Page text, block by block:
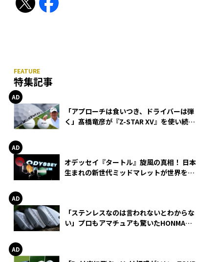
特集記事
「アプローチは食いつき、ドライバーは弾
く」髙橋竜彦が『Z-STAR XV』を使い続け
オデッセイ『タートル』旋風の真相！ 日本
生まれの新世代ミッドマレットが世界を席
「ステンレスなのは言われないとわからな
い」プロもアマチュアも驚いたHONMA